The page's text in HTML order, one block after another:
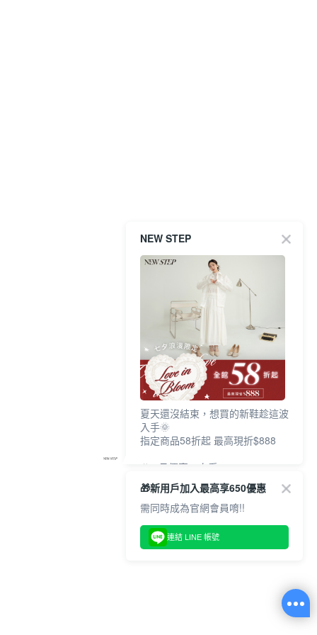
NEW STEP
夏天還沒結束，想買的新鞋趁這波
入手🌞
指定商品58折起 最高現折$888
🎉 8月優惠一次看
①LINE購物最高10%回饋
②每周限定品現折200
③指定商品58折起 最高現折$888
上班鞋、休閒鞋、涼鞋一次逛齊
好搭、出遊好走、聚會也漂亮
🎁新用戶加入最高享650優惠
需同時成為官網會員唷!!
連結 LINE 帳號